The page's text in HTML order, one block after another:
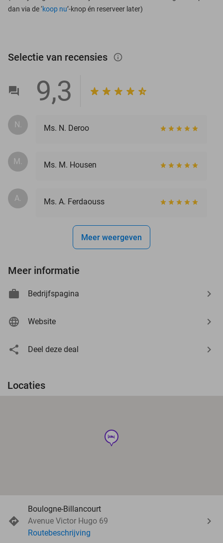
dan via de ‘koop nu’-knop én reserveer later)
Selectie van recensies info_outlined
9,3
N. Ms. N. Deroo
M. Ms. M. Housen
A. Ms. A. Ferdaouss
Meer weergeven
Meer informatie
Bedrijfspagina
Website
Deel deze deal
Locaties
hotel
Boulogne-Billancourt
Avenue Victor Hugo 69
Routebeschrijving